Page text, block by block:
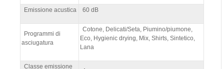
Emissione acustica 60 dB
Programmi di
asciugatura
Cotone, Delicati/Seta, Piumino/piumone,
Eco, Hygienic drying, Mix, Shirts, Sintetico,
Lana
Classe emissione